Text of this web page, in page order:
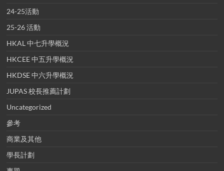
24-25活動
25-26 活動
HKAL 中七升學概況
HKCEE 中五升學概況
HKDSE 中六升學概況
JUPAS 校長推薦計劃
Uncategorized
參考
商業及其他
學長計劃